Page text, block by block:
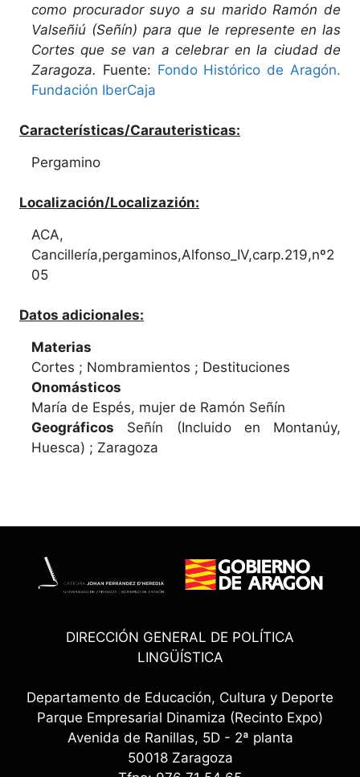
como procurador suyo a su marido Ramón de
Valseñiú (Señín) para que le represente en las
Cortes que se van a celebrar en la ciudad de
Zaragoza. Fuente: Fondo Histórico de Aragón.
Fundación IberCaja
Características/Carauteristicas:
Pergamino
Localización/Localizazión:
ACA,
Cancillería,pergaminos,Alfonso_IV,carp.219,nº2
05
Datos adicionales:
Materias
Cortes ; Nombramientos ; Destituciones
Onomásticos
María de Espés, mujer de Ramón Señín
Geográficos Señín (Incluido en Montanúy,
Huesca) ; Zaragoza
DIRECCIÓN GENERAL DE POLÍTICA
LINGÜÍSTICA
Departamento de Educación, Cultura y Deporte
Parque Empresarial Dinamiza (Recinto Expo)
Avenida de Ranillas, 5D - 2ª planta
50018 Zaragoza